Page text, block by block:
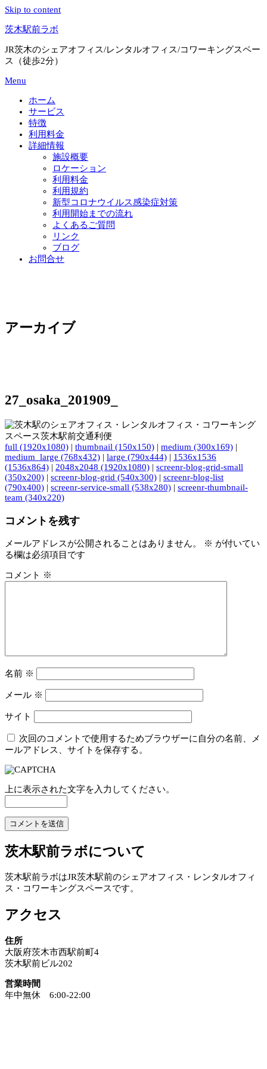
Skip to content
茨木駅前ラボ
JR茨木のシェアオフィス/レンタルオフィス/コワーキングスペー
ス（徒歩2分）
Menu
ホーム
サービス
特徴
利用料金
詳細情報
施設概要
ロケーション
利用料金
利用規約
新型コロナウイルス感染症対策
利用開始までの流れ
よくあるご質問
リンク
ブログ
お問合せ
アーカイブ
27_osaka_201909_
full (1920x1080) | thumbnail (150x150) | medium (300x169) |
medium_large (768x432) | large (790x444) | 1536x1536
(1536x864) | 2048x2048 (1920x1080) | screenr-blog-grid-small
(350x200) | screenr-blog-grid (540x300) | screenr-blog-list
(790x400) | screenr-service-small (538x280) | screenr-thumbnail-
team (340x220)
コメントを残す
メールアドレスが公開されることはありません。 ※ が付いてい
る欄は必須項目です
コメント ※
名前 ※
メール ※
サイト
次回のコメントで使用するためブラウザーに自分の名前、メ
ールアドレス、サイトを保存する。
上に表示された文字を入力してください。
茨木駅前ラボについて
茨木駅前ラボはJR茨木駅前のシェアオフィス・レンタルオフィ
ス・コワーキングスペースです。
アクセス
住所
大阪府茨木市西駅前町4
茨木駅前ビル202
営業時間
年中無休 6:00-22:00